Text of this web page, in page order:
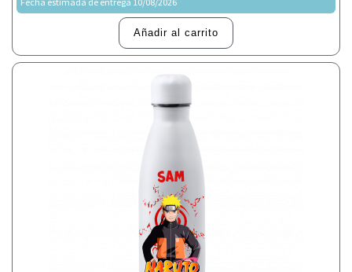
Añadir al carrito